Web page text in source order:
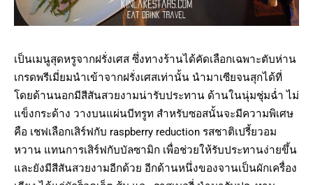
เป็นเมนูสุดหรูจากฝรั่งเศส ซึ่งทางร้านได้คัดเลือกเฉพาะตับห่าน
เกรดพรีเมี่ยมนำเข้าจากฝรั่งเศสเท่านั้น นำมาเซียจนสุกได้ที่
โดยด้านนอกมีสีสันสวยงามน่ารับประทาน ด้านในนุ่มชุ่มฉ่ำ ไม่
แข็งกระด้าง วางบนแผ่นบีทรูท สำหรับซอสนั้นจะมีความพิเศษ
คือ เชฟเลือกเสิร์ฟกับ raspberry reduction รสชาติเปรี้ยวอม
หวาน แทนการเสิร์ฟกับบัลซามิก เพื่อช่วยให้รับประทานง่ายขึ้น
และยังมีสีสันสวยงามอีกด้วย อีกด้านหนึ่งของจานเป็นผักเครื่อง